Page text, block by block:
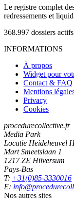
Le registre complet
redressements et
368.997 dossiers actifs
INFORMATIONS
À propos
Widget pour
Contact & FAQ
Mentions
Privacy
Cookies
procedurecollective.fr
Media Park
Locatie Heideheuvel
Mart Smeetslaan 1
1217 ZE Hilversum
Pays-Bas
T: +31(0)85-3330016
E:
Nos autres sites